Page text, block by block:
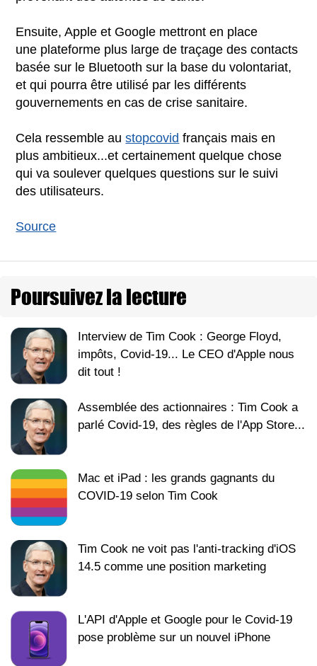
Ensuite, Apple et Google mettront en place
une plateforme plus large de traçage des contacts
basée sur le Bluetooth sur la base du volontariat,
et qui pourra être utilisé par les différents
gouvernements en cas de crise sanitaire.
Cela ressemble austopcovid français mais en
plus ambitieux...et certainement quelque chose
qui va soulever quelques questions sur le suivi
des utilisateurs.
Source
Poursuivez la lecture
Interview de Tim Cook : George Floyd,
impôts, Covid-19... Le CEO d'Apple nous
dit tout !
Assemblée des actionnaires : Tim Cook a
parlé Covid-19, des règles de l'App Store...
Mac et iPad : les grands gagnants du
COVID-19 selon Tim Cook
Tim Cook ne voit pas l'anti-tracking d'iOS
14.5 comme une position marketing
L'API d'Apple et Google pour le Covid-19
pose problème sur un nouvel iPhone